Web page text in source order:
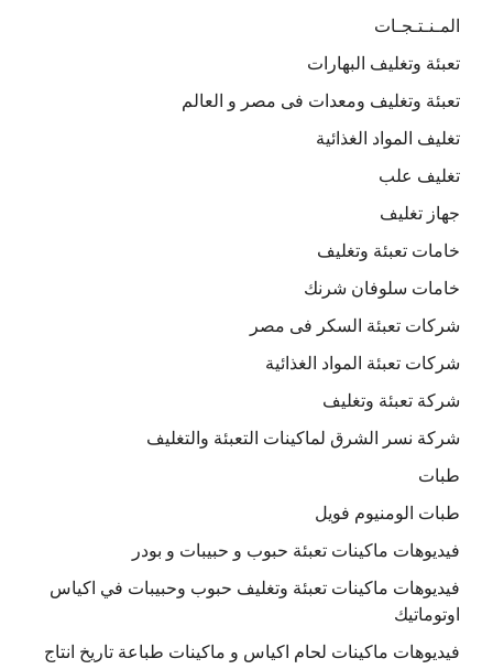
المـنـتـجـات
تعبئة وتغليف البهارات
تعبئة وتغليف ومعدات فى مصر و العالم
تغليف المواد الغذائية
تغليف علب
جهاز تغليف
خامات تعبئة وتغليف
خامات سلوفان شرنك
شركات تعبئة السكر فى مصر
شركات تعبئة المواد الغذائية
شركة تعبئة وتغليف
شركة نسر الشرق لماكينات التعبئة والتغليف
طبات
طبات الومنيوم فويل
فيديوهات ماكينات تعبئة حبوب و حبيبات و بودر
فيديوهات ماكينات تعبئة وتغليف حبوب وحبيبات في اكياس
اوتوماتيك
فيديوهات ماكينات لحام اكياس و ماكينات طباعة تاريخ انتاج